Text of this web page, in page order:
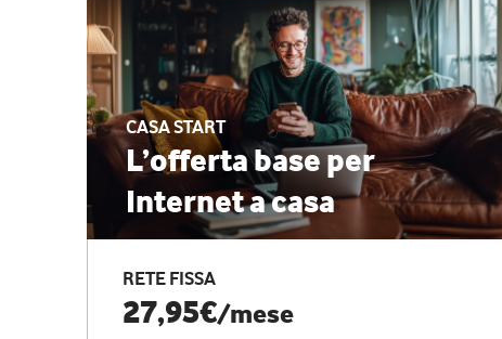
CASA START
L’offerta base per
Internet a casa
RETE FISSA
27,95€/mese